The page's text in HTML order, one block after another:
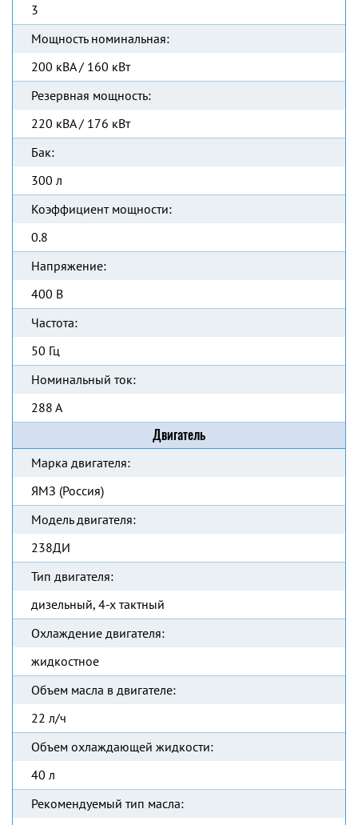
3
Мощность номинальная:
200 кВА / 160 кВт
Резервная мощность:
220 кВА / 176 кВт
Бак:
300 л
Коэффициент мощности:
0.8
Напряжение:
400 В
Частота:
50 Гц
Номинальный ток:
288 А
Двигатель
Марка двигателя:
ЯМЗ (Россия)
Модель двигателя:
238ДИ
Тип двигателя:
дизельный, 4-х тактный
Охлаждение двигателя:
жидкостное
Объем масла в двигателе:
22 л/ч
Объем охлаждающей жидкости:
40 л
Рекомендуемый тип масла: